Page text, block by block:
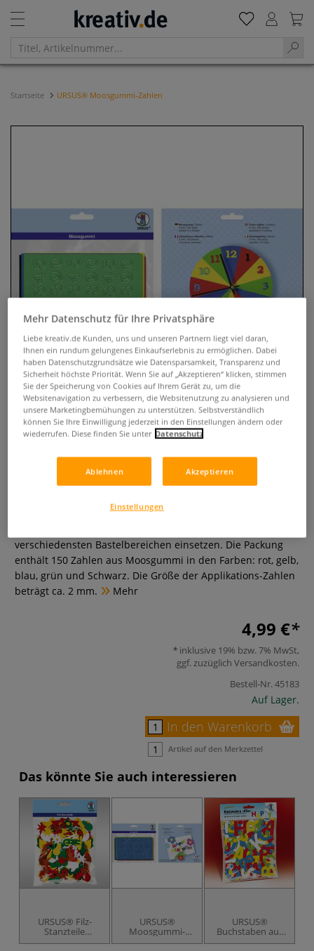
Startseite URSUS® Moosgummi-Zahlen
URSUS® Moosgummi-Zahlen
0 Bewertungen
verschiedensten Bastelbereichen einsetzen. Die Packung
enthält 150 Zahlen aus Moosgummi in den Farben: rot, gelb,
blau, grün und Schwarz. Die Größe der Applikations-Zahlen
beträgt ca. 2 mm.
Mehr
4,99 €
inklusive 19% bzw. 7% MwSt,
ggf. zuzüglich Versandkosten.
Bestell-Nr.45183
Auf Lager.
In den Warenkorb
Artikel auf den Merkzettel
Das könnte Sie auch interessieren
URSUS® Filz-
Stanzteile
"Weihnachten",
URSUS®
Moosgummi-
Buchstaben 2
URSUS®
Buchstaben aus
Filz Bastelfilz
Mehr Datenschutz für Ihre Privatsphäre
Liebe kreativ.de Kunden, uns und unseren Partnern liegt viel daran,
Ihnen ein rundum gelungenes Einkaufserlebnis zu ermöglichen. Dabei
haben Datenschutzgrundsätze wie Datensparsamkeit, Transparenz und
Sicherheit höchste Priorität. Wenn Sie auf „Akzeptieren“ klicken, stimmen
Sie der Speicherung von Cookies auf Ihrem Gerät zu, um die
Websitenavigation zu verbessern, die Websitenutzung zu analysieren und
unsere Marketingbemühungen zu unterstützen. Selbstverständlich
können Sie Ihre Einwilligung jederzeit in den Einstellungen ändern oder
wiederrufen. Diese finden Sie unter Datenschutz
Ablehnen Akzeptieren
Einstellungen